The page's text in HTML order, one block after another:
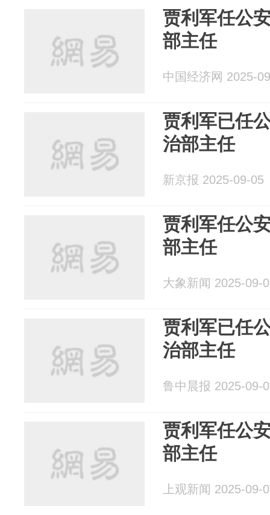
贾利军任公
部主任
中国经济网 2025-
贾利军已任
治部主任
新京报 2025-09-05
贾利军任公
部主任
大象新闻 2025-09-
贾利军已任
治部主任
鲁中晨报 2025-09-
贾利军任公
部主任
上观新闻 2025-09-